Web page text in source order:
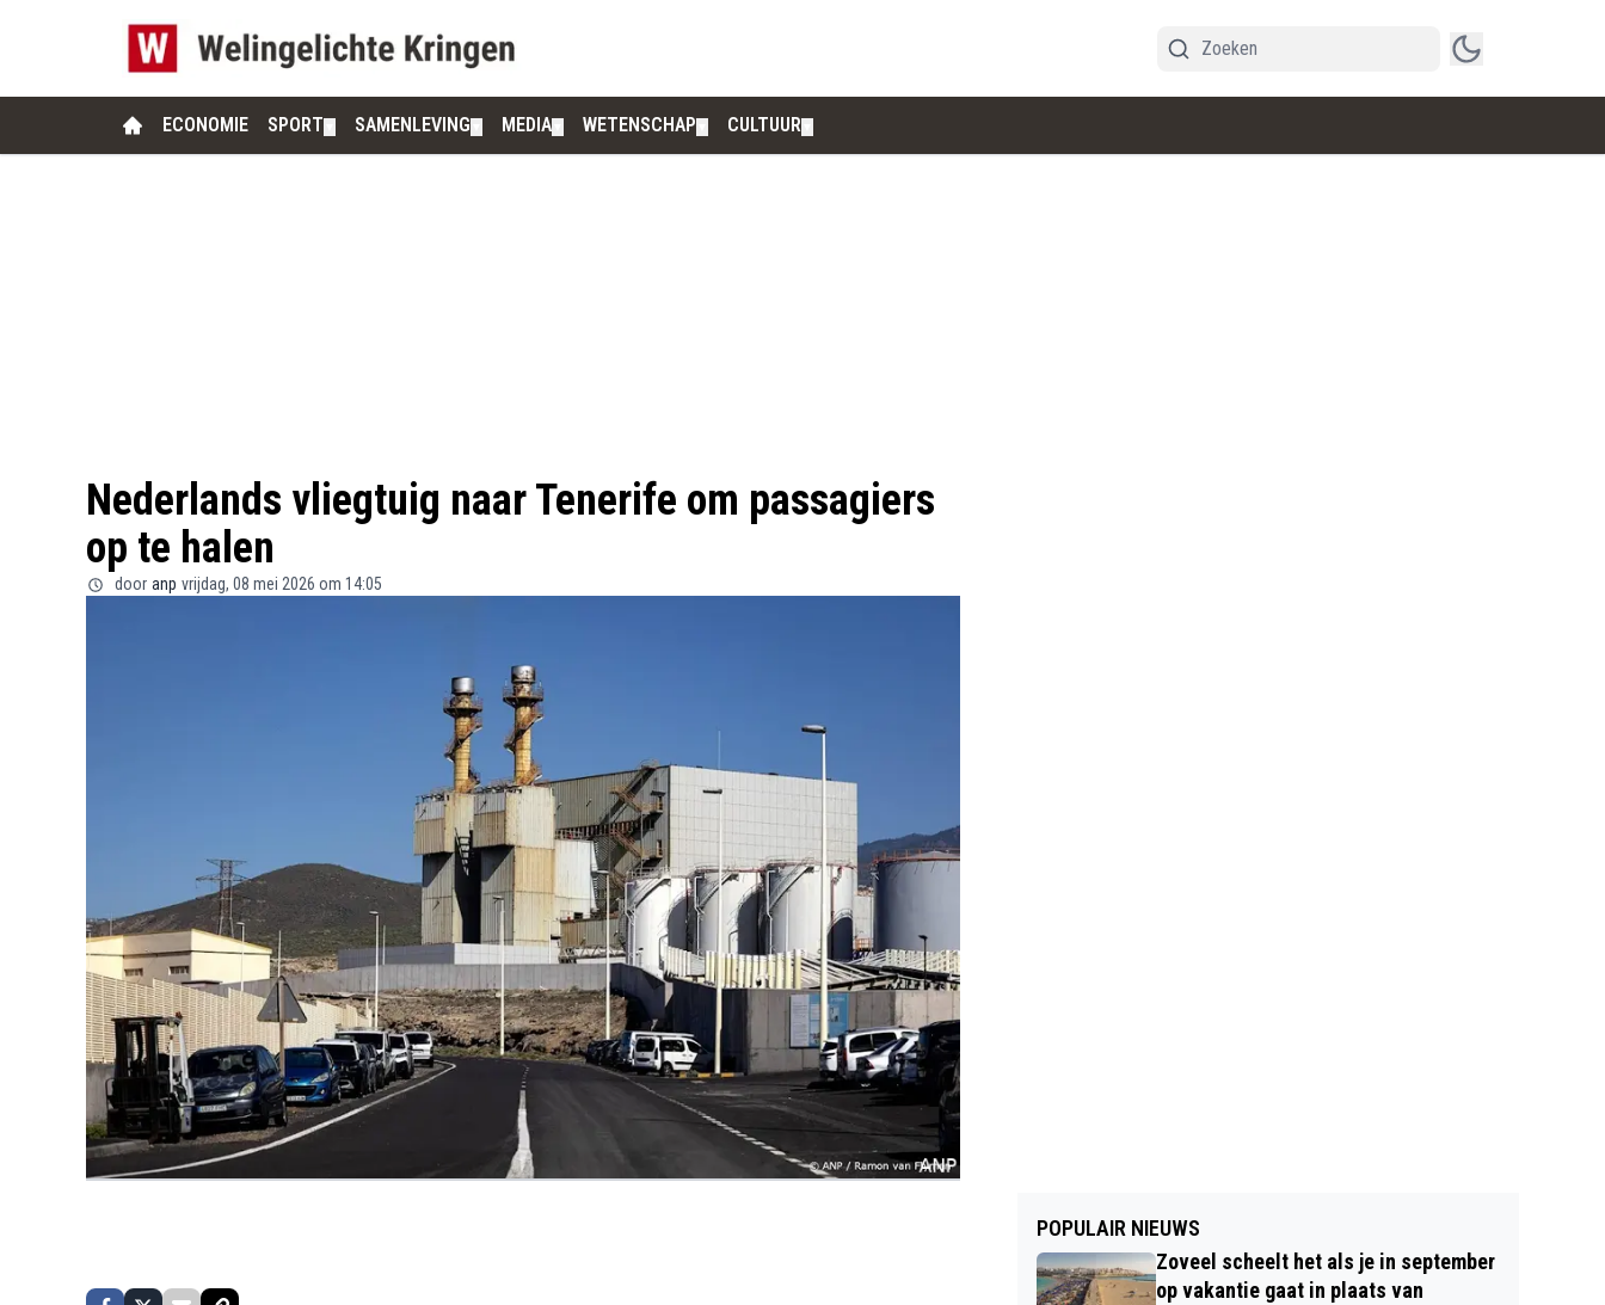
ECONOMIE SPORT SAMENLEVING MEDIA WETENSCHAP CULTUUR
Nederlands vliegtuig naar Tenerife om passagiers
op te halen
door anp vrijdag, 08 mei 2026 om 14:05
POPULAIR NIEUWS
Zoveel scheelt het als je in september
op vakantie gaat in plaats van